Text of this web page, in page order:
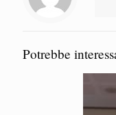
Potrebbe